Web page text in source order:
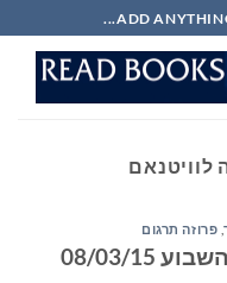
ADD
לוויטנאם
, פרוזה תרגום
03/15